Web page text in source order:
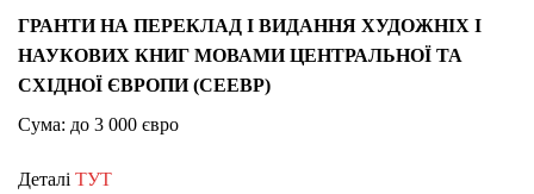
ГРАНТИ НА ПЕРЕКЛАД І ВИДАННЯ ХУДОЖНІХ І
НАУКОВИХ КНИГ МОВАМИ ЦЕНТРАЛЬНОЇ ТА
СХІДНОЇ ЄВРОПИ (CEEBP)
Сума: до 3 000 євро
Деталі ТУТ